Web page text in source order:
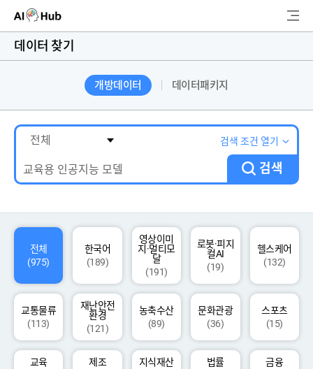
AI-Hub
AI 데이터찾기
AI 허브소개
AI 개발지원
고객지원
색
데이터 찾기
개방데이터 데이터패키지
검색 조건 열기
검색
전체
(975)
한국어
(189)
영상이미
지·멀티모
달
(191)
로봇·피지
컬AI
(19)
헬스케어
(132)
교통물류
(113)
재난안전
환경
(121)
농축수산
(89)
문화관광
(36)
스포츠
(15)
교육
제조
지식재산
법률
금융